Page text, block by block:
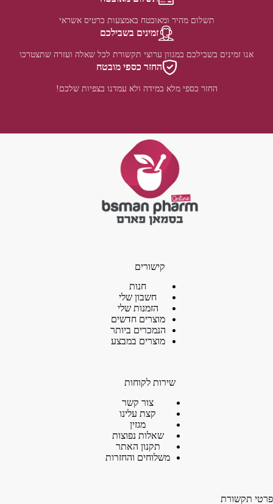
תשלום מהיר ומאובטח באמצעות כרטיס אשראי
זמינים בשבילכם
אנו זמינים בשבילכם במגוון ערוצי תקשורת לכל שאלה ועזרה שתצטרכו
החזר כספי מובטח
החזר כספי מלא במידה ולא עמדנו בצפיות שלכם!
קישורים
חנות
חשבון שלי
הזמנות שלי
מוצרים חדשים
הנמכרים ביותר
מוצרים במבצע
שירות לקוחות
צור קשר
קצת עלינו
מגזין
שאלות נפוצות
תקנון האתר
משלוחים והחזרות
פרטי תקשורת